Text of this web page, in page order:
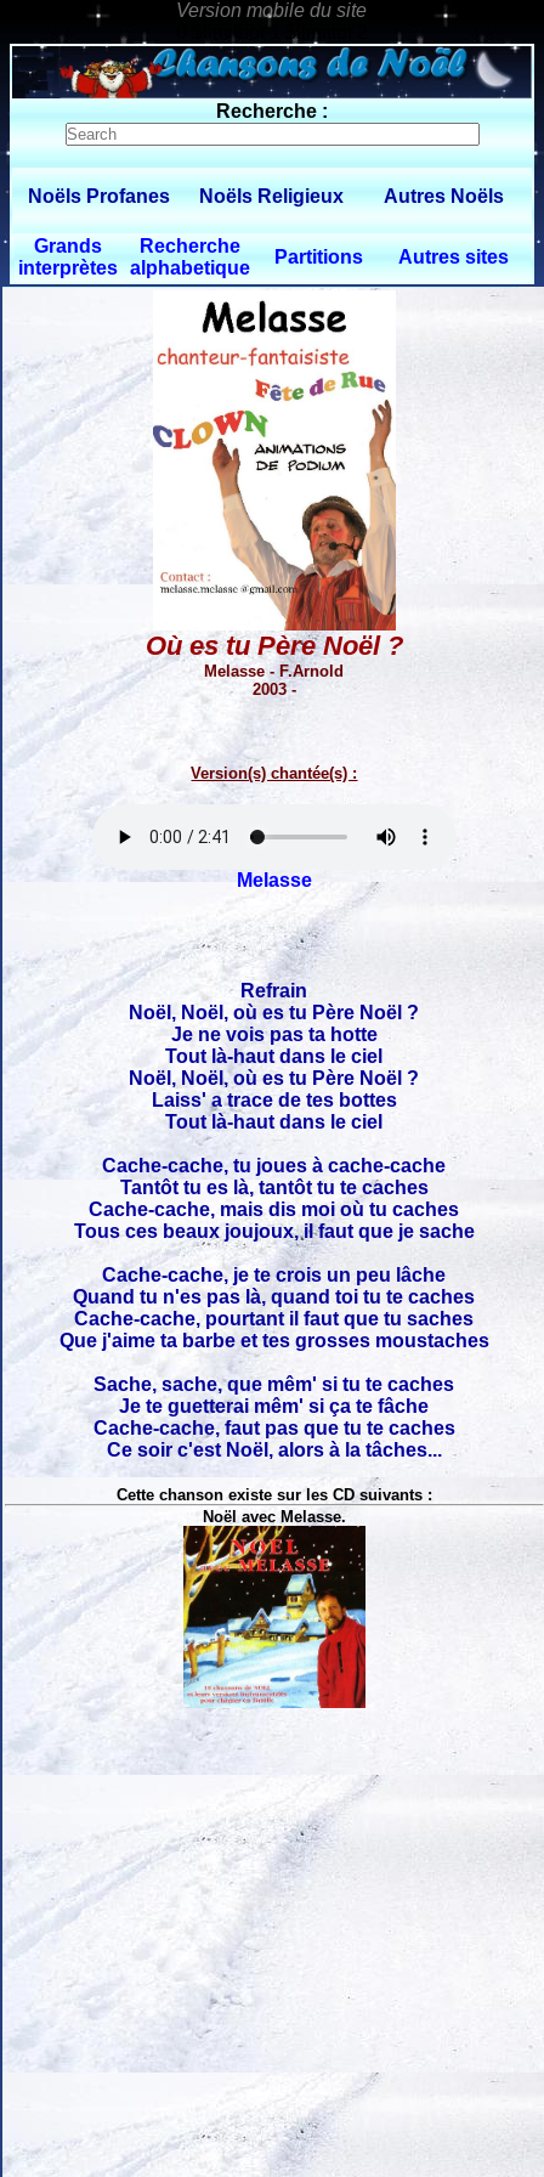
0 $limitbot 1 $limittot 2
Recherche :
Noëls Profanes Noëls Religieux Autres Noëls
Grands
interprètes
Recherche
alphabetique
Partitions Autres sites
Où es tu Père Noël ?
Melasse - F.Arnold
2003 -
Version(s) chantée(s) :
Melasse
Refrain
Noël, Noël, où es tu Père Noël ?
Je ne vois pas ta hotte
Tout là-haut dans le ciel
Noël, Noël, où es tu Père Noël ?
Laiss' a trace de tes bottes
Tout là-haut dans le ciel
Cache-cache, tu joues à cache-cache
Tantôt tu es là, tantôt tu te caches
Cache-cache, mais dis moi où tu caches
Tous ces beaux joujoux, il faut que je sache
Cache-cache, je te crois un peu lâche
Quand tu n'es pas là, quand toi tu te caches
Cache-cache, pourtant il faut que tu saches
Que j'aime ta barbe et tes grosses moustaches
Sache, sache, que mêm' si tu te caches
Je te guetterai mêm' si ça te fâche
Cache-cache, faut pas que tu te caches
Ce soir c'est Noël, alors à la tâches...
Cette chanson existe sur les CD suivants :
Noël avec Melasse.